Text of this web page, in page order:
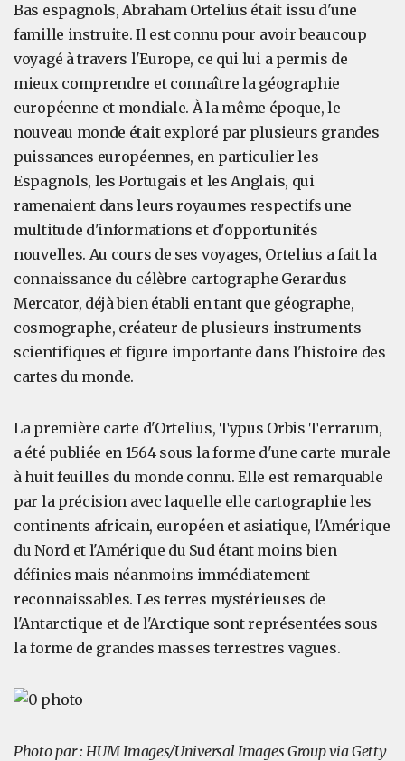
Bas espagnols, Abraham Ortelius était issu d'une
famille instruite. Il est connu pour avoir beaucoup
voyagé à travers l'Europe, ce qui lui a permis de
mieux comprendre et connaître la géographie
européenne et mondiale. À la même époque, le
nouveau monde était exploré par plusieurs grandes
puissances européennes, en particulier les
Espagnols, les Portugais et les Anglais, qui
ramenaient dans leurs royaumes respectifs une
multitude d'informations et d'opportunités
nouvelles. Au cours de ses voyages, Ortelius a fait la
connaissance du célèbre cartographe Gerardus
Mercator, déjà bien établi en tant que géographe,
cosmographe, créateur de plusieurs instruments
scientifiques et figure importante dans l'histoire des
cartes du monde.
La première carte d'Ortelius, Typus Orbis Terrarum,
a été publiée en 1564 sous la forme d'une carte murale
à huit feuilles du monde connu. Elle est remarquable
par la précision avec laquelle elle cartographie les
continents africain, européen et asiatique, l'Amérique
du Nord et l'Amérique du Sud étant moins bien
définies mais néanmoins immédiatement
reconnaissables. Les terres mystérieuses de
l'Antarctique et de l'Arctique sont représentées sous
la forme de grandes masses terrestres vagues.
Photo par : HUM Images/Universal Images Group via Getty